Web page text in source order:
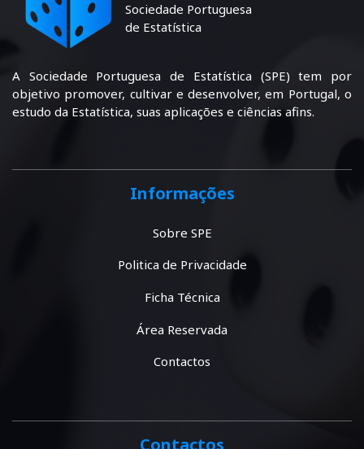
Sociedade Portuguesa
de Estatística
A Sociedade Portuguesa de Estatística (SPE) tem por
objetivo promover, cultivar e desenvolver, em Portugal, o
estudo da Estatística, suas aplicações e ciências afins.
Informações
Sobre SPE
Politica de Privacidade
Ficha Técnica
Área Reservada
Contactos
Contactos